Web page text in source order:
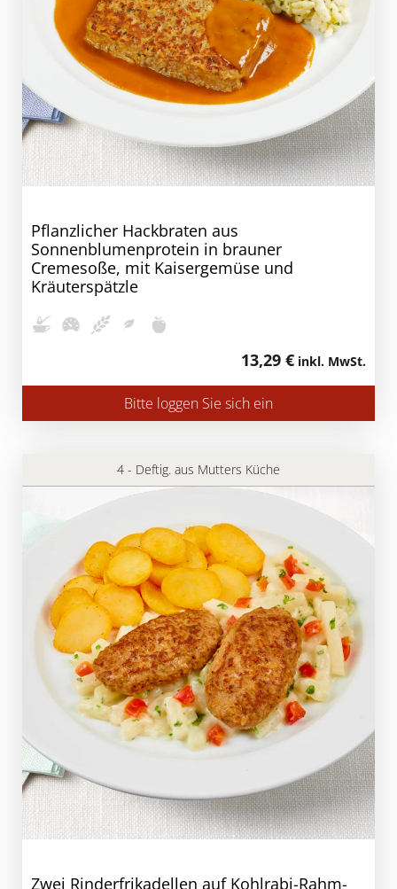
Pflanzlicher Hackbraten aus
Sonnenblumenprotein in brauner
Cremesoße, mit Kaisergemüse und
Kräuterspätzle
13,29 € inkl. MwSt.
Bitte loggen Sie sich ein
4 - Deftig. aus Mutters Küche
Zwei Rinderfrikadellen auf Kohlrabi-Rahm-